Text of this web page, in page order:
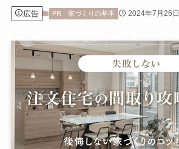
広告 PR 家づくりの基本 2024年7月26日